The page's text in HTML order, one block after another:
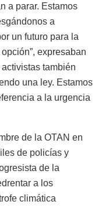
a parar. Estamos
a
un futuro para la
expresaban
también
una ley. Estamos
a la urgencia
de la OTAN en
de policías y
de la
a los
climática